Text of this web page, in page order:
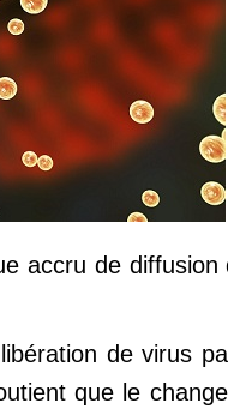
accru de
de virus
que le